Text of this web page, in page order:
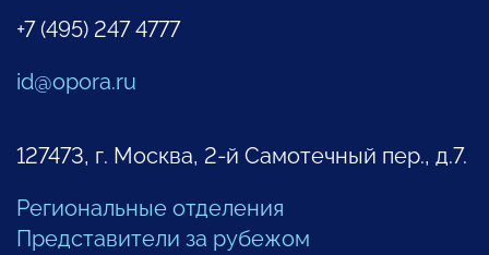
+7 (495) 247 4777
id@opora.ru
127473, г. Москва, 2-й Самотечный пер., д.7.
Региональные отделения
Представители за рубежом